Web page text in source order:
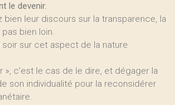
le devenir.
bien leur discours sur la transparence, la
bien loin.
soir sur cet aspect de la nature
», c’est le cas de le dire, et dégager la
son individualité pour la reconsidérer